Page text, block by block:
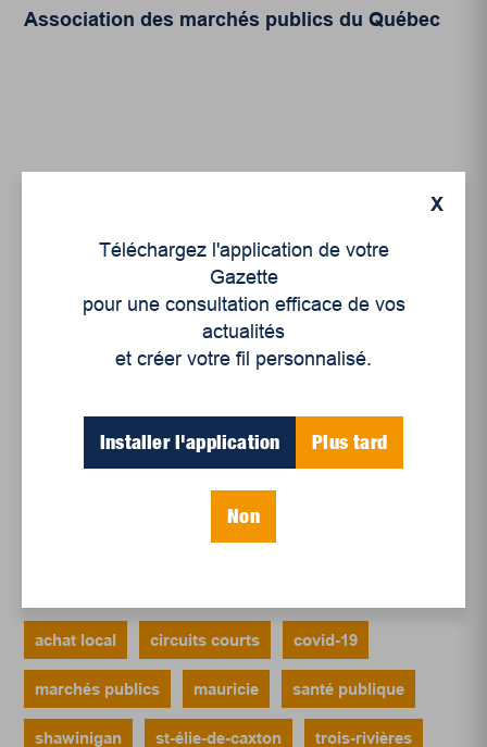
Association des marchés publics du Québec
Un siècle de Mauriciennes dans la presse
régionale
Juillet 2026
en croissance
Et les politiques peinent à suivre
Le sommeil, nouveau défi de santé publique
achat local circuits courts covid-19
marchés publics mauricie santé publique
shawinigan st-élie-de-caxton trois-rivières
X
Téléchargez l'application de votre
Gazette
pour une consultation efficace de vos
actualités
et créer votre fil personnalisé.
Installer l'application Plus tard
Non